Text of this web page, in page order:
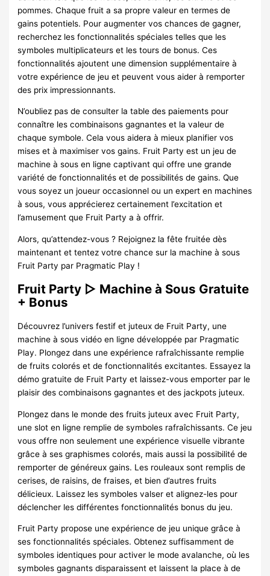
pommes. Chaque fruit a sa propre valeur en termes de
gains potentiels. Pour augmenter vos chances de gagner,
recherchez les fonctionnalités spéciales telles que les
symboles multiplicateurs et les tours de bonus. Ces
fonctionnalités ajoutent une dimension supplémentaire à
votre expérience de jeu et peuvent vous aider à remporter
des prix impressionnants.
N’oubliez pas de consulter la table des paiements pour
connaître les combinaisons gagnantes et la valeur de
chaque symbole. Cela vous aidera à mieux planifier vos
mises et à maximiser vos gains. Fruit Party est un jeu de
machine à sous en ligne captivant qui offre une grande
variété de fonctionnalités et de possibilités de gains. Que
vous soyez un joueur occasionnel ou un expert en machines
à sous, vous apprécierez certainement l’excitation et
l’amusement que Fruit Party a à offrir.
Alors, qu’attendez-vous ? Rejoignez la fête fruitée dès
maintenant et tentez votre chance sur la machine à sous
Fruit Party par Pragmatic Play !
Fruit Party ▷ Machine à Sous Gratuite
+ Bonus
Découvrez l’univers festif et juteux de Fruit Party, une
machine à sous vidéo en ligne développée par Pragmatic
Play. Plongez dans une expérience rafraîchissante remplie
de fruits colorés et de fonctionnalités excitantes. Essayez la
démo gratuite de Fruit Party et laissez-vous emporter par le
plaisir des combinaisons gagnantes et des jackpots juteux.
Plongez dans le monde des fruits juteux avec Fruit Party,
une slot en ligne remplie de symboles rafraîchissants. Ce jeu
vous offre non seulement une expérience visuelle vibrante
grâce à ses graphismes colorés, mais aussi la possibilité de
remporter de généreux gains. Les rouleaux sont remplis de
cerises, de raisins, de fraises, et bien d’autres fruits
délicieux. Laissez les symboles valser et alignez-les pour
déclencher les différentes fonctionnalités bonus du jeu.
Fruit Party propose une expérience de jeu unique grâce à
ses fonctionnalités spéciales. Obtenez suffisamment de
symboles identiques pour activer le mode avalanche, où les
symboles gagnants disparaissent et laissent la place à de